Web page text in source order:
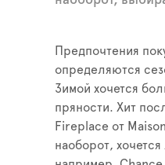
Предпочтения
определяются
Зимой хочется
пряности. Хит
Fireplace от
наоборот,